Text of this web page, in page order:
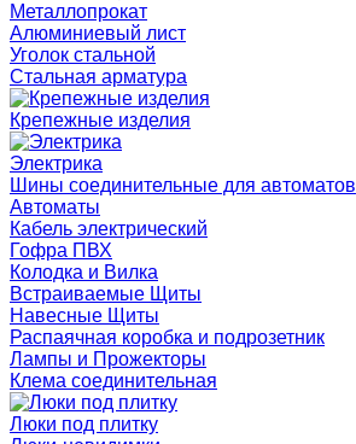
Металлопрокат
Алюминиевый лист
Уголок стальной
Стальная арматура
Крепежные изделия
Электрика
Шины соединительные для автоматов
Автоматы
Кабель электрический
Гофра ПВХ
Колодка и Вилка
Встраиваемые Щиты
Навесные Щиты
Распаячная коробка и подрозетник
Лампы и Прожекторы
Клема соединительная
Люки под плитку